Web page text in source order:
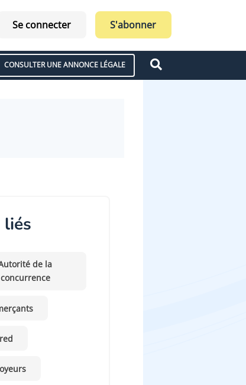
Se connecter S'abonner
CONSULTER UNE ANNONCE LÉGALE
liés
de la
concurrence